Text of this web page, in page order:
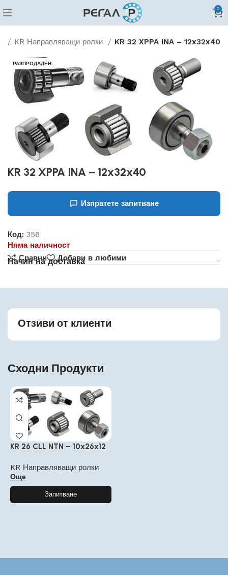
0
KR Направляващи ролки KR 32 XPPA INA – 12x32x40
РАЗПРОДАДЕН
KR 32 XPPA INA – 12x32x40
Изпратете запитване
Код:356
Няма наличност
Сравни
Добави в любими
Начин на доставка
Отзиви от клиенти
Сходни Продукти
KR 26 CLL NTN – 10x26x12
KR Направляващи ролки
Още
Запитване